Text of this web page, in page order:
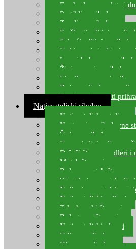
Feeder lovne pelete i
Partikli za ribolov
Zemlja za ribolov
Praškasti aditivi za
Tekući aditivi za ribolov
Gel i sprej atraktori za
Lovni kukuruz za
Živi mamci za ribolov
Ljepilo za crve i prihranu
Boje za ribolovnu
Provjereni recepti
Natjecateljski ribolov
Natjecateljske stolice
Nastavci za ribolovne
Šteke za ribolov
Gume i sitni pribor za
Držači štapova rolleri i
Match štapovi
Role za match štapove
Waggleri za match
Najloni za match/
Natjecateljski najloni
Teleskopski štapovi
Bolognese štapovi
Natjecateljski plovci
Udice za ribolov
Olovo za ribolov